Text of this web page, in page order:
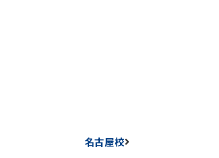
名古屋校